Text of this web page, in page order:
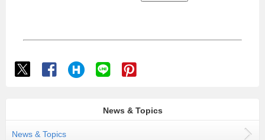
News & Topics
News & Topics